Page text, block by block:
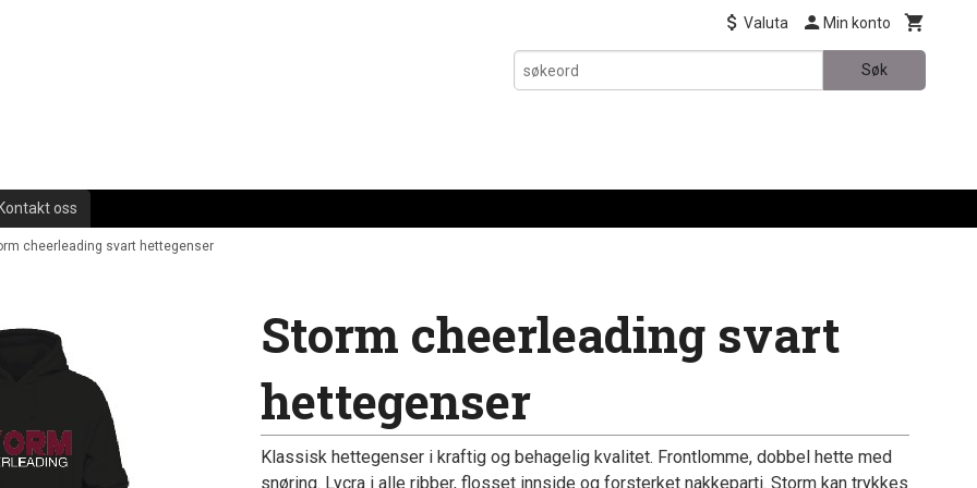
Valuta Min konto
Søk
Kontakt oss
cheerleading svart hettegenser
Storm cheerleading svart
hettegenser
Klassisk hettegenser i kraftig og behagelig kvalitet. Frontlomme, dobbel hette med
snøring. Lycra i alle ribber, flosset innside og forsterket nakkeparti. Storm kan trykkes